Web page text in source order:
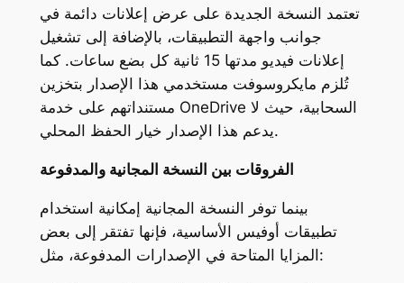
تعتمد النسخة الجديدة على عرض إعلانات دائمة في
جوانب واجهة التطبيقات، بالإضافة إلى تشغيل
إعلانات فيديو مدتها 15 ثانية كل بضع ساعات. كما
تُلزم مايكروسوفت مستخدمي هذا الإصدار بتخزين
مستنداتهم على خدمة OneDrive السحابية، حيث لا
يدعم هذا الإصدار خيار الحفظ المحلي.
بينما توفر النسخة المجانية إمكانية استخدام
تطبيقات أوفيس الأساسية، فإنها تفتقر إلى بعض
المزايا المتاحة في الإصدارات المدفوعة، مثل: